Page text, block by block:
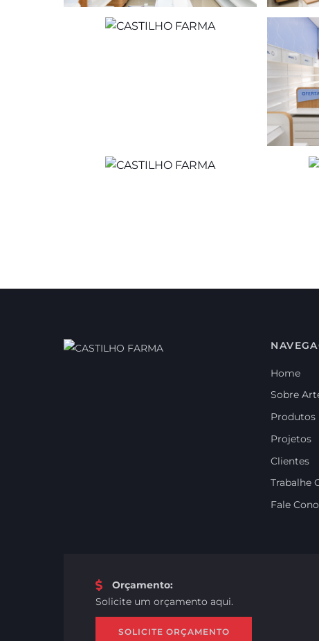
Home
Sobre
Produtos
Projetos
Clientes
Trabalhe
Fale
Orçamento:
Solicite um orçamento aqui.
SOLICITE ORÇAMENTO